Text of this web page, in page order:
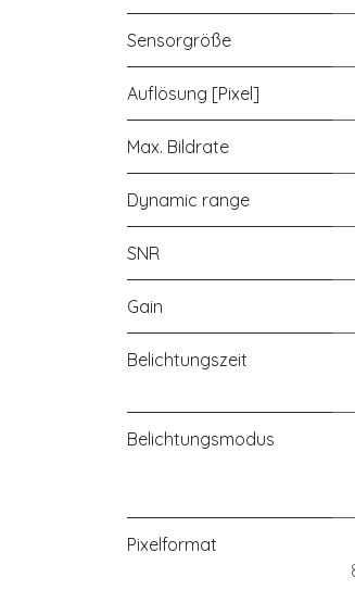
Sensorgröße
Auflösung [Pixel]
Max. Bildrate
Dynamic range
SNR
Gain
Belichtungszeit
Belichtungsmodus
Pixelformat